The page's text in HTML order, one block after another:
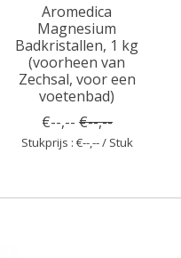
Aromedica
Magnesium
Badkristallen, 1 kg
(voorheen van
Zechsal, voor een
voetenbad)
€--,-- €--,--
Stukprijs : €--,-- / Stuk